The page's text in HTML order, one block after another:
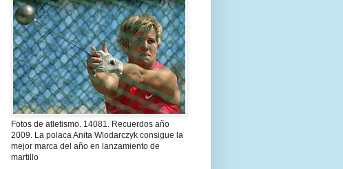
Fotos de atletismo. 14081. Recuerdos año
2009. La polaca Anita Wlodarczyk consigue la
mejor marca del año en lanzamiento de
martillo